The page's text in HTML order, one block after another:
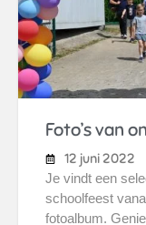
Foto’s van
12 juni 2022
Je vindt een
schoolfeest
fotoalbum.